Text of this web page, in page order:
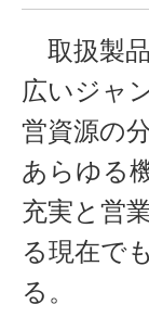
取扱製
広いジャ
営資源の
あらゆる
充実と営
る現在で
る。